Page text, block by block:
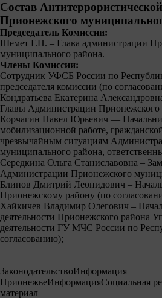
Состав
Прионежского
Председатель Комиссии:
Шемет Г.Н. – Глава администрации
муниципального района.
Члены Комиссии:
Сотрудник УФСБ России по
председателя комиссии (по
Кондратьева Екатерина
Главы Администрации Прионежского
Корчагин Павел Юрьевич —
мобилизационной работе,
чрезвычайным ситуациям
муниципального района,
Середкина Ольга Станиславовна –
Администрации Прионежского
Блинов Дмитрий Леонидович –
Прионежскому району (по
Хайкичев Владимир Олегович –
деятельности Прионежского района
деятельности ГУ МЧС России по
согласованию);
ЗаконодательствоИнформация
ПрионежьеИнформацияСоциальная
материал